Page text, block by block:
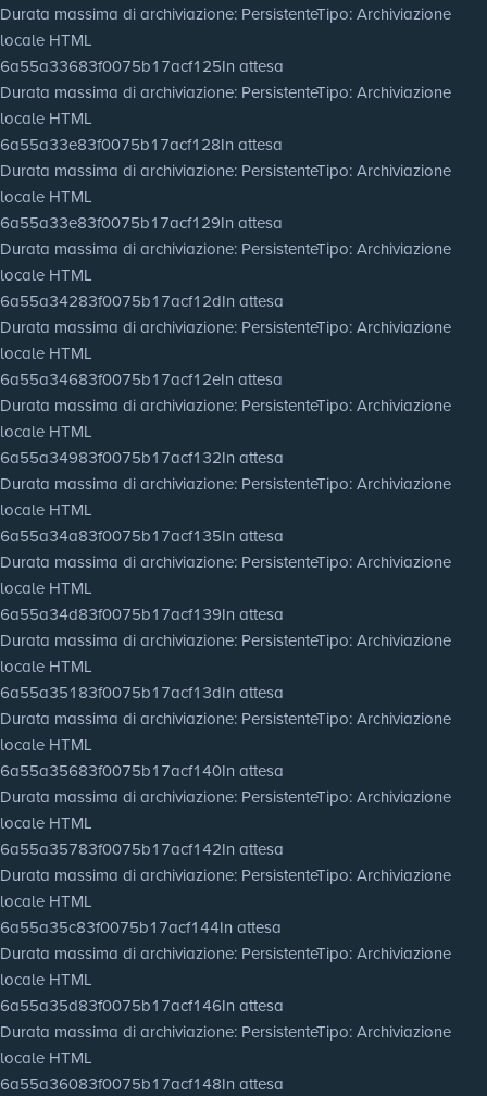
Durata massima di archiviazione: PersistenteTipo: Archiviazione
locale HTML
6a55a33683f0075b17acf125In attesa
Durata massima di archiviazione: PersistenteTipo: Archiviazione
locale HTML
6a55a33e83f0075b17acf128In attesa
Durata massima di archiviazione: PersistenteTipo: Archiviazione
locale HTML
6a55a33e83f0075b17acf129In attesa
Durata massima di archiviazione: PersistenteTipo: Archiviazione
locale HTML
6a55a34283f0075b17acf12dIn attesa
Durata massima di archiviazione: PersistenteTipo: Archiviazione
locale HTML
6a55a34683f0075b17acf12eIn attesa
Durata massima di archiviazione: PersistenteTipo: Archiviazione
locale HTML
6a55a34983f0075b17acf132In attesa
Durata massima di archiviazione: PersistenteTipo: Archiviazione
locale HTML
6a55a34a83f0075b17acf135In attesa
Durata massima di archiviazione: PersistenteTipo: Archiviazione
locale HTML
6a55a34d83f0075b17acf139In attesa
Durata massima di archiviazione: PersistenteTipo: Archiviazione
locale HTML
6a55a35183f0075b17acf13dIn attesa
Durata massima di archiviazione: PersistenteTipo: Archiviazione
locale HTML
6a55a35683f0075b17acf140In attesa
Durata massima di archiviazione: PersistenteTipo: Archiviazione
locale HTML
6a55a35783f0075b17acf142In attesa
Durata massima di archiviazione: PersistenteTipo: Archiviazione
locale HTML
6a55a35c83f0075b17acf144In attesa
Durata massima di archiviazione: PersistenteTipo: Archiviazione
locale HTML
6a55a35d83f0075b17acf146In attesa
Durata massima di archiviazione: PersistenteTipo: Archiviazione
locale HTML
6a55a36083f0075b17acf148In attesa